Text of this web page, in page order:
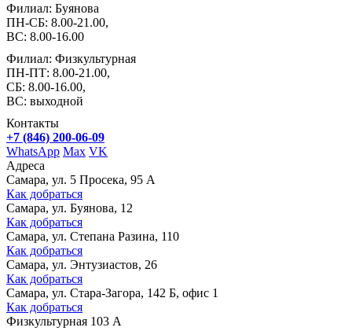
Филиал: Буянова
ПН-СБ: 8.00-21.00,
ВС: 8.00-16.00
Филиал: Физкультурная
ПН-ПТ: 8.00-21.00,
СБ: 8.00-16.00,
ВС: выходной
Контакты
+7 (846) 200-06-09
WhatsApp Max VK
Адреса
Самара, ул. 5 Просека, 95 А
Как добраться
Самара, ул. Буянова, 12
Как добраться
Самара, ул. Степана Разина, 110
Как добраться
Самара, ул. Энтузиастов, 26
Как добраться
Самара, ул. Стара-Загора, 142 Б, офис 1
Как добраться
Физкультурная 103 А